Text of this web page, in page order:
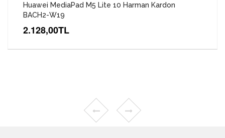
Huawei MediaPad M5 Lite 10 Harman Kardon
BACH2-W19
2.128,00TL